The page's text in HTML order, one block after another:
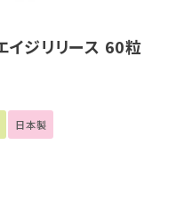
ジリリース 60粒
日本製